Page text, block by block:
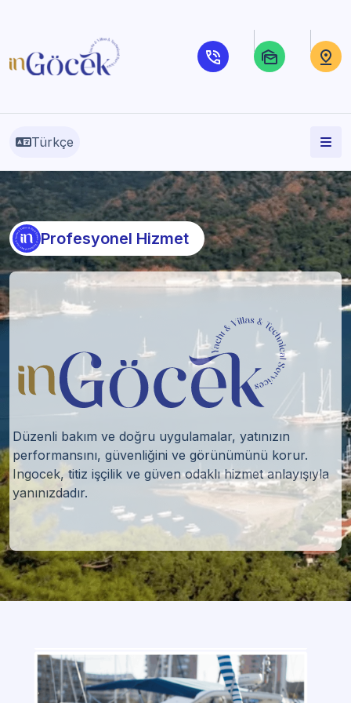
Türkçe
Profesyonel Hizmet
Düzenli bakım ve doğru uygulamalar, yatınızın
performansını, güvenliğini ve görünümünü korur.
Ingocek, titiz işçilik ve güven odaklı hizmet anlayışıyla
yanınızdadır.